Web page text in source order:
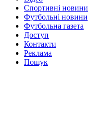
Спортивні новини
Футбольні новини
Футбольна газета
Доступ
Контакти
Реклама
Пошук